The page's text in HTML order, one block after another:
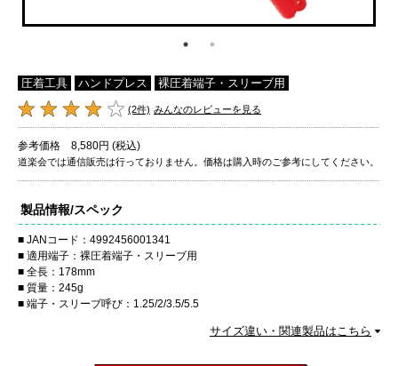
圧着工具 ハンドプレス 裸圧着端子・スリーブ用
(2件) みんなのレビューを見る
参考価格 8,580円 (税込)
道楽会では通信販売は行っておりません。価格は購入時のご参考にしてください。
製品情報/スペック
JANコード：4992456001341
適用端子：裸圧着端子・スリーブ用
全長：178mm
質量：245g
端子・スリーブ呼び：1.25/2/3.5/5.5
サイズ違い・関連製品はこちら